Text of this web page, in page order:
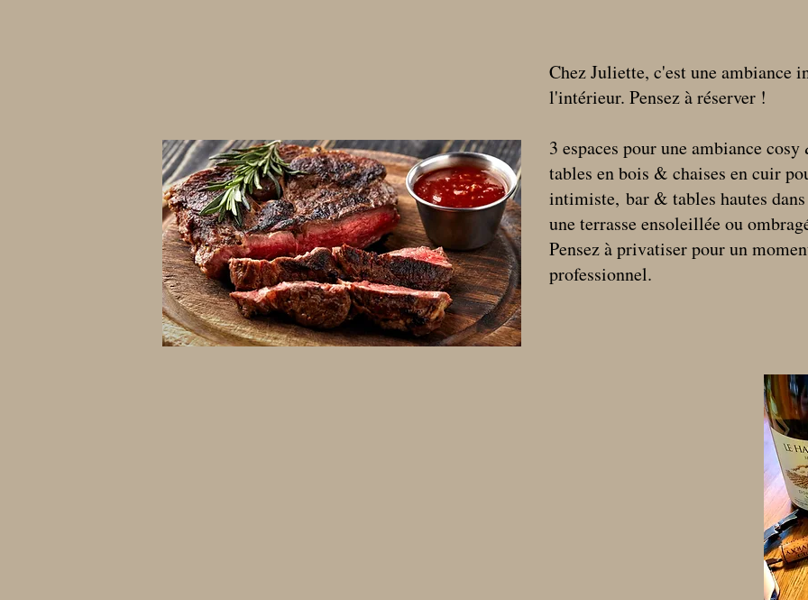
Chez Juliette, c'est une ambiance
l'intérieur. Pensez à réserver !
3 espaces pour une ambiance
tables en bois & chaises en cuir
intimiste, bar & tables hautes
une terrasse ensoleillée ou
Pensez à privatiser pour un
professionnel.